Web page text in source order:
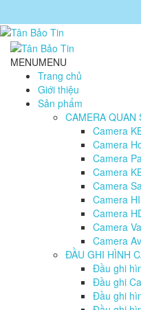
MENUMENU
Trang chủ
Giới thiệu
Sản phẩm
CAMERA QUAN
Camera
Camera
Camera
Camera
Camera
Camera
Camera
Camera
Camera
ĐẦU GHI HÌNH
Đầu ghi
Đầu ghi
Đầu ghi